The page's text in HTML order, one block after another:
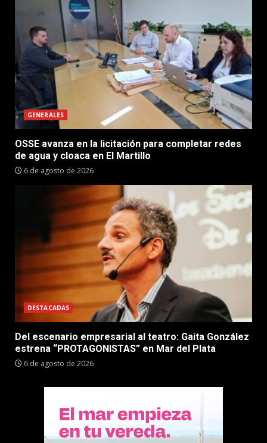
GENERALES
OSSE avanza en la licitación para completar redes
de agua y cloaca en El Martillo
6 de agosto de 2026
DESTACADAS
Del escenario empresarial al teatro: Gaita González
estrena “PROTAGONISTAS” en Mar del Plata
6 de agosto de 2026